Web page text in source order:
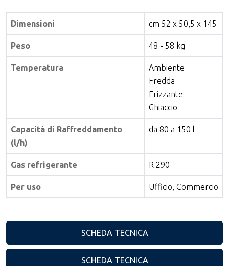
Dimensioni cm 52 x 50,5 x 145
Peso 48 - 58 kg
Temperatura
Ambiente
Fredda
Frizzante
Ghiaccio
Capacità di Raffreddamento
(l/h)
da 80 a 150 l
Gas refrigerante R 290
Per uso Ufficio, Commercio
SCHEDA TECNICA
SCHEDA TECNICA